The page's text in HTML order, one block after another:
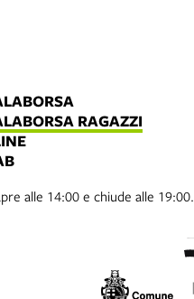
RAGAZZI
alle 14:00 e chiude alle 19:00.